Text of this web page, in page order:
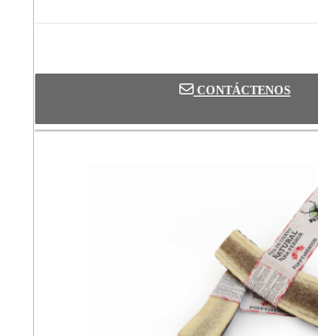
CONTÁCTENOS